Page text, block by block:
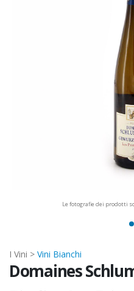
Le fotografie dei prodotti
I Vini > Vini Bianchi
Domaines